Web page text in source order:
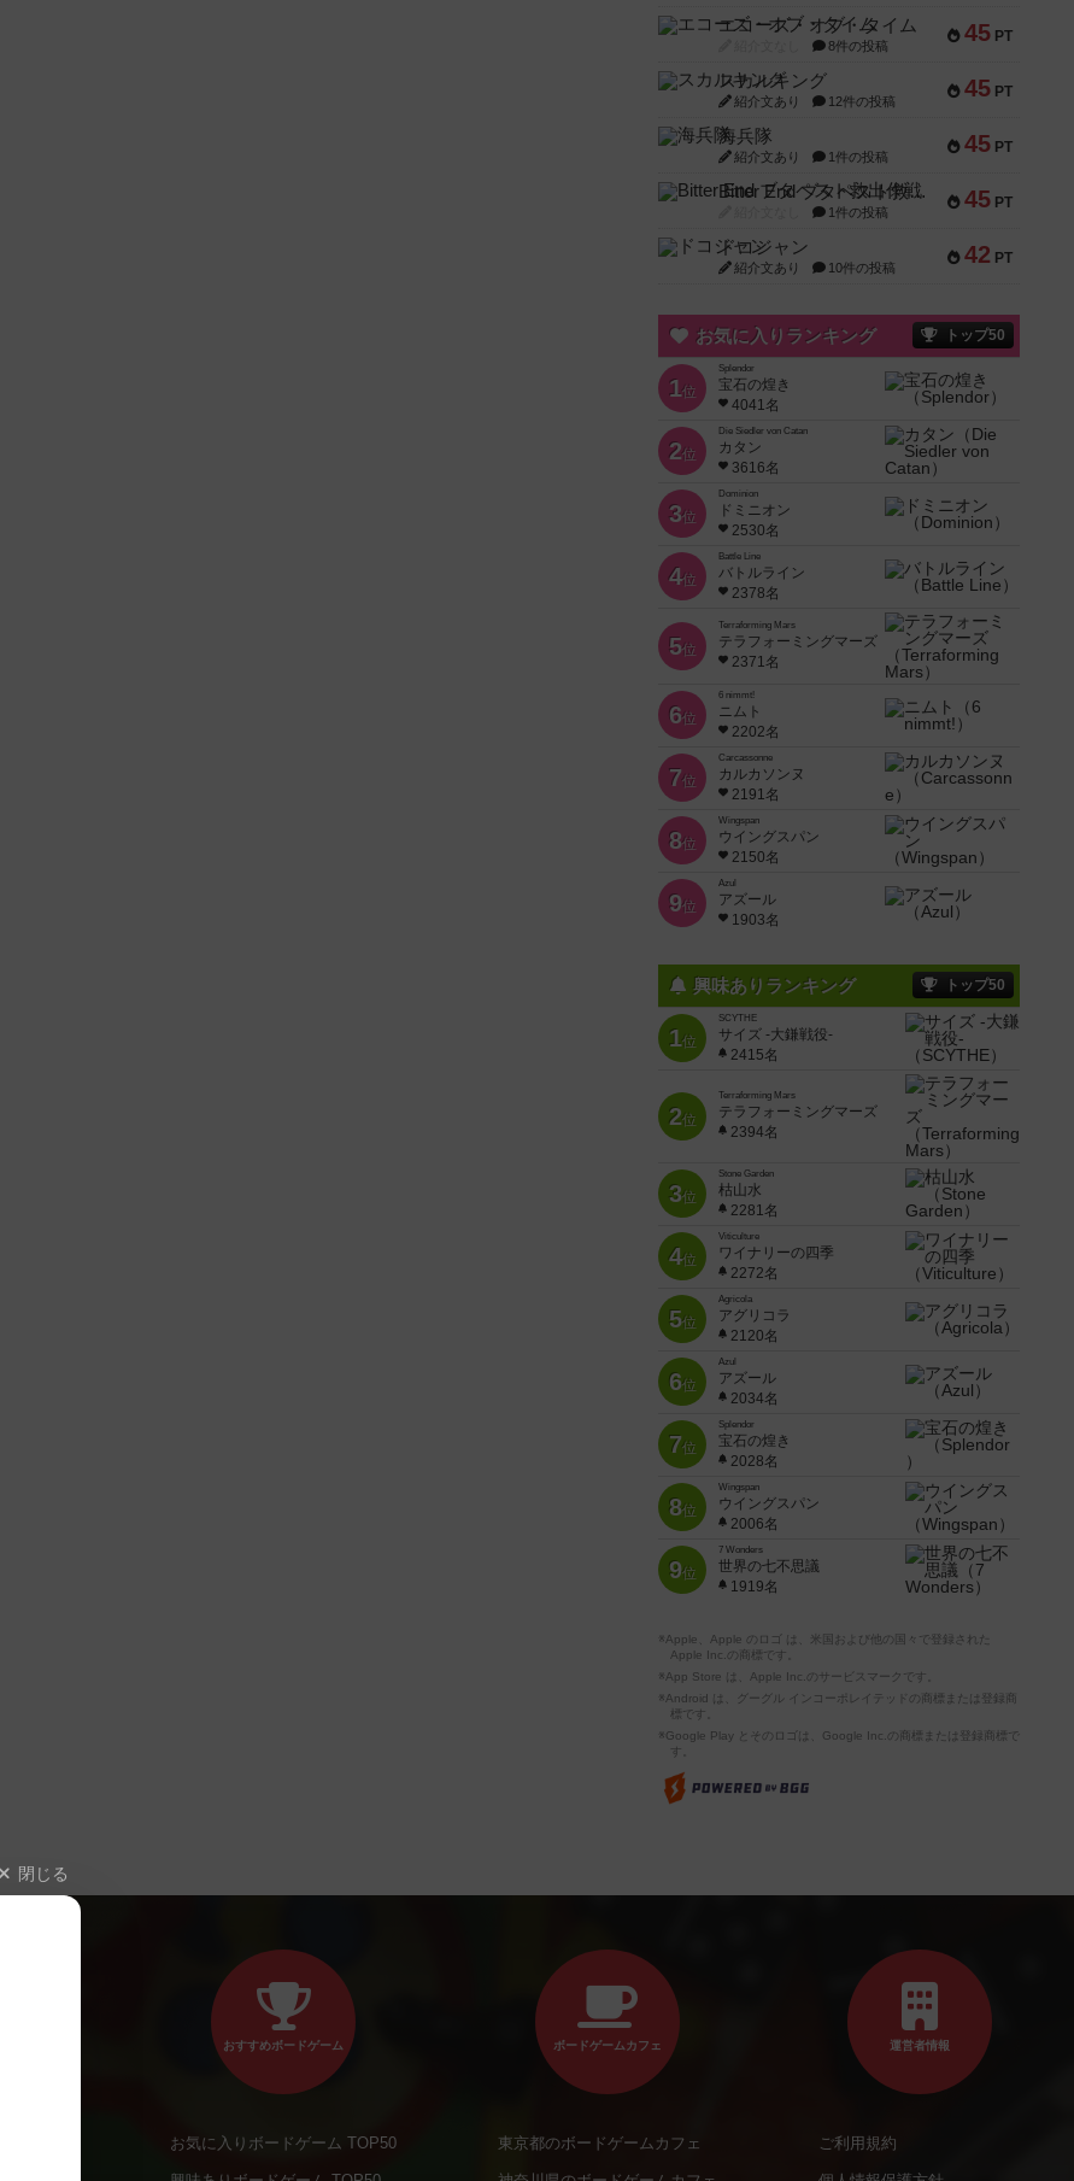
45 PT
エコーズ・オブ・タイム
8件の投稿
45 PT
スカルキング
紹介文あり 12件の投稿
45 PT
海兵隊
紹介文あり 1件の投稿
45 PT
Bitter End ブタペスト救出作戦
1件の投稿
42 PT
ドコジャン
紹介文あり 10件の投稿
お気に入りランキング トップ50
1位
Splendor
宝石の煌き
4041名
2位
Die Siedler von Catan
カタン
3616名
3位
Dominion
ドミニオン
2530名
4位
Battle Line
バトルライン
2378名
5位
Terraforming Mars
テラフォーミングマーズ
2371名
6位
6 nimmt!
ニムト
2202名
7位
Carcassonne
カルカソンヌ
2191名
8位
Wingspan
ウイングスパン
2150名
9位
Azul
アズール
1903名
興味ありランキング トップ50
1位
SCYTHE
サイズ -大鎌戦役-
2415名
2位
Terraforming Mars
テラフォーミングマーズ
2394名
3位
Stone Garden
枯山水
2281名
4位
Viticulture
ワイナリーの四季
2272名
5位
Agricola
アグリコラ
2120名
6位
Azul
アズール
2034名
7位
Splendor
宝石の煌き
2028名
8位
Wingspan
ウイングスパン
2006名
9位
7 Wonders
世界の七不思議
1919名
※Apple、Apple のロゴ は、米国および他の国々で登録された
Apple Inc.の商標です。
※App Store は、Apple Inc.のサービスマークです。
※Android は、グーグル インコーポレイテッドの商標または登録商
標です。
※Google Play とそのロゴは、Google Inc.の商標または登録商標で
す。
閉じる
おすすめボードゲーム
お気に入りボードゲーム TOP50
ボードゲームカフェ
東京都のボードゲームカフェ
運営者情報
ご利用規約